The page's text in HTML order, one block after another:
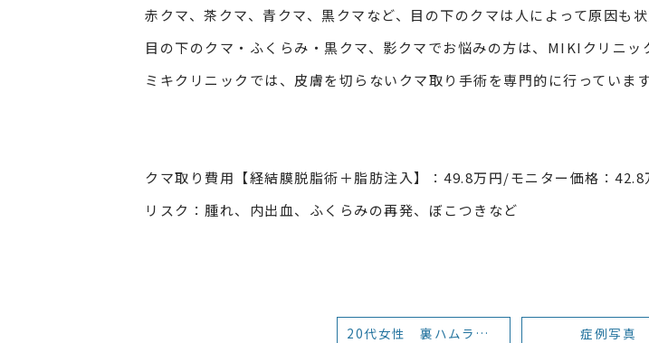
赤クマ、茶クマ、青クマ、黒クマなど、目の下のクマは人によって原因も状
目の下のクマ・ふくらみ・黒クマ、影クマでお悩みの方は、 MIKI クリニッ
ミキクリニックでは、皮膚を切らないクマ取り手術を専門的に行っています
クマ取り費用【経結膜脱脂術＋脂肪注入】： 49.8万円/モニター価格：
リスク：腫れ、内出血、ふくらみの再発、ぼこつきなど
20代女性 裏ハムラ法 術後3か月 症例写真